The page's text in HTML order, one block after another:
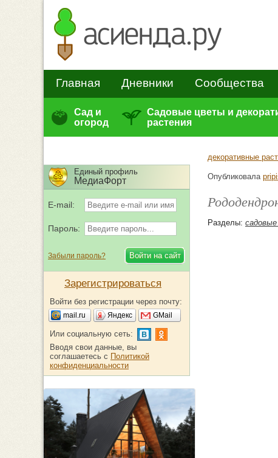
Главная Дневники Сообщества
Сад и
огород
Садовые цветы и
растения
декоративные
Опубликовала
Разделы:
Единый профиль
МедиаФорт
E-mail:
Пароль:
Забыли пароль?
Зарегистрироваться
Войти без регистрации через почту:
mail.ru Яндекс GMail
Или социальную сеть:
Вводя свои данные, вы
соглашаетесь с Политикой
конфиденциальности